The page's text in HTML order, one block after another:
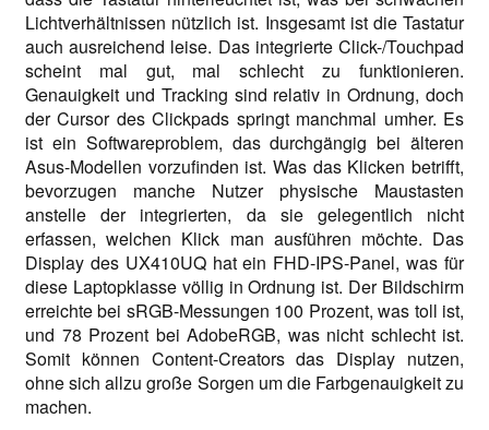
Lichtverhältnissen nützlich ist. Insgesamt ist die Tastatur
auch ausreichend leise. Das integrierte Click-/Touchpad
scheint mal gut, mal schlecht zu funktionieren.
Genauigkeit und Tracking sind relativ in Ordnung, doch
der Cursor des Clickpads springt manchmal umher. Es
ist ein Softwareproblem, das durchgängig bei älteren
Asus-Modellen vorzufinden ist. Was das Klicken betrifft,
bevorzugen manche Nutzer physische Maustasten
anstelle der integrierten, da sie gelegentlich nicht
erfassen, welchen Klick man ausführen möchte. Das
Display des UX410UQ hat ein FHD-IPS-Panel, was für
diese Laptopklasse völlig in Ordnung ist. Der Bildschirm
erreichte bei sRGB-Messungen 100 Prozent, was toll ist,
und 78 Prozent bei AdobeRGB, was nicht schlecht ist.
Somit können Content-Creators das Display nutzen,
ohne sich allzu große Sorgen um die Farbgenauigkeit zu
machen.